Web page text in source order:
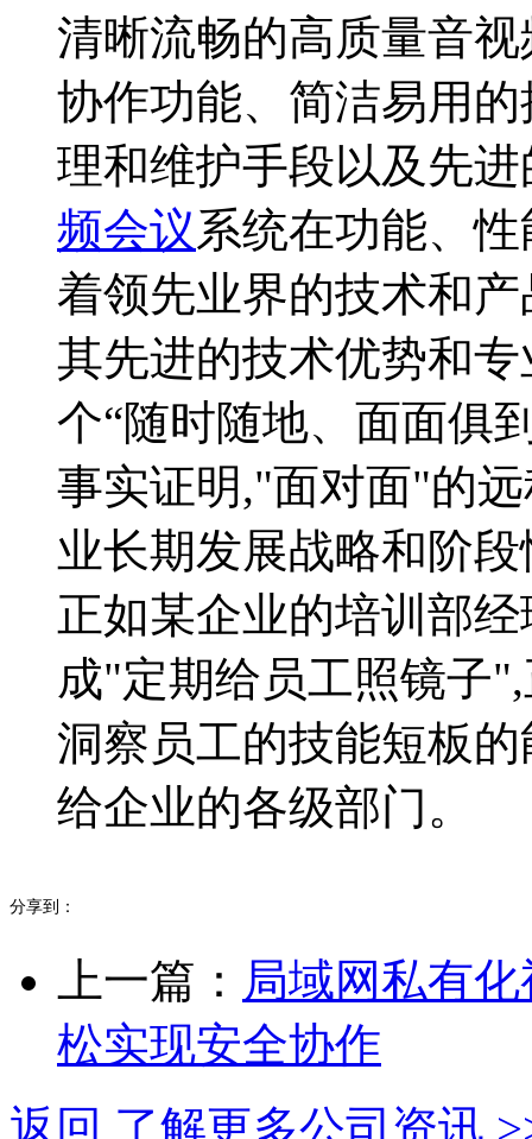
清晰流畅的高质量音
协作功能、简洁易用
理和维护手段以及先
频会议系统在功能、
着领先业界的技术和
其先进的技术优势和
个“随时随地、面面俱
事实证明,"面对面"的
业长期发展战略和阶
正如某企业的培训部
成"定期给员工照镜子
洞察员工的技能短板
给企业的各级部门。
分享到：
上一篇： 局域网私有
松实现安全协作
返回 了解更多公司资讯